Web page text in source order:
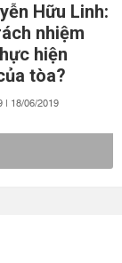
Hữu Linh:
nhiệm
hiện
tòa?
| 18/06/2019